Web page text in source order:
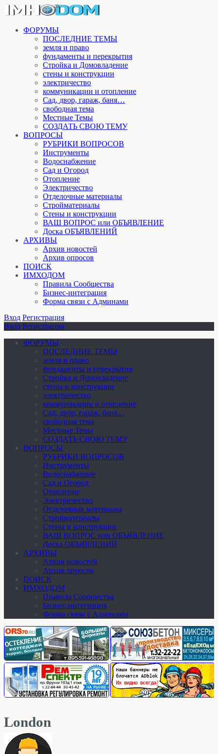
ФОРУМЫ
ПОСЛЕДНИЕ ТЕМЫ
земля и право
фундаменты и перекрытия
Стройка и Домовладение
стены и конструкции
электричество
коммуникации и отопление
Cад, двор, гараж, баня…
свободная тема
Местные Темы
СОЗДАТЬ СВОЮ ТЕМУ
ВОПРОСЫ
РУБРИКИ ВОПРОСОВ
Инструменты
Водоснабжение
Сад и Огород
Отопление
Электричество
Отделочные материалы
Стройматериалы
Стены и конструкции
ВАШ ВОПРОС или ОБЪЯВЛЕНИЕ
Доска ОБЪЯВЛЕНИЙ
АРХИВЫ
Архив новостей
Архив опросов
ПОИСК
ИМХОДОМ
Правила Сообщества
Бизнес-интеграция
Форма связи с Админами
Вход Регистрация
Вход Регистрация
ФОРУМЫ
ПОСЛЕДНИЕ ТЕМЫ
земля и право
фундаменты и перекрытия
Стройка и Домовладение
стены и конструкции
электричество
коммуникации и отопление
Cад, двор, гараж, баня…
свободная тема
Местные Темы
СОЗДАТЬ СВОЮ ТЕМУ
ВОПРОСЫ
РУБРИКИ ВОПРОСОВ
Инструменты
Водоснабжение
Сад и Огород
Отопление
Электричество
Отделочные материалы
Стройматериалы
Стены и конструкции
ВАШ ВОПРОС или ОБЪЯВЛЕНИЕ
Доска ОБЪЯВЛЕНИЙ
АРХИВЫ
Архив новостей
Архив опросов
ПОИСК
ИМХОДОМ
Правила Сообщества
Бизнес-интеграция
Форма связи с Админами
London